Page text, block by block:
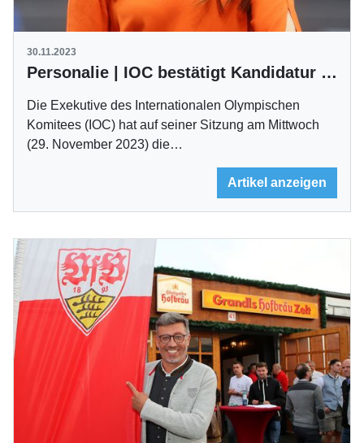
30.11.2023
Personalie | IOC bestätigt Kandidatur von Kim Bui
Die Exekutive des Internationalen Olympischen
Komitees (IOC) hat auf seiner Sitzung am Mittwoch
(29. November 2023) die…
Artikel anzeigen